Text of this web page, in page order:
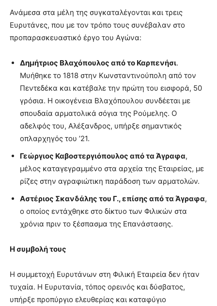
Ανάμεσα στα μέλη της συγκαταλέγονται και τρεις
Ευρυτάνες, που με τον τρόπο τους συνέβαλαν στο
προπαρασκευαστικό έργο του Αγώνα:
Δημήτριος Βλαχόπουλος από το Καρπενήσι.
Μυήθηκε το 1818 στην Κωνσταντινούπολη από τον
Πεντεδέκα και κατέβαλε την πρώτη του εισφορά, 50
γρόσια. Η οικογένεια Βλαχόπουλου συνδέεται με
σπουδαία αρματολικά σόγια της Ρούμελης. Ο
αδελφός του, Αλέξανδρος, υπήρξε σημαντικός
οπλαρχηγός του ’21.
Γεώργιος Καβοστεργιόπουλος από τα Άγραφα,
μέλος καταγεγραμμένο στα αρχεία της Εταιρείας, με
ρίζες στην αγραφιώτικη παράδοση των αρματολών.
Αστέριος Σκανδάλης του Γ., επίσης από τα Άγραφα,
ο οποίος εντάχθηκε στο δίκτυο των Φιλικών στα
χρόνια πριν το ξέσπασμα της Επανάστασης.
Η συμβολή τους
Η συμμετοχή Ευρυτάνων στη Φιλική Εταιρεία δεν ήταν
τυχαία. Η Ευρυτανία, τόπος ορεινός και δύσβατος,
υπήρξε προπύργιο ελευθερίας και καταφύγιο